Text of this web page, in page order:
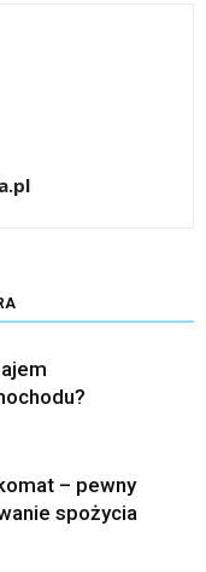
– pewny
spożycia